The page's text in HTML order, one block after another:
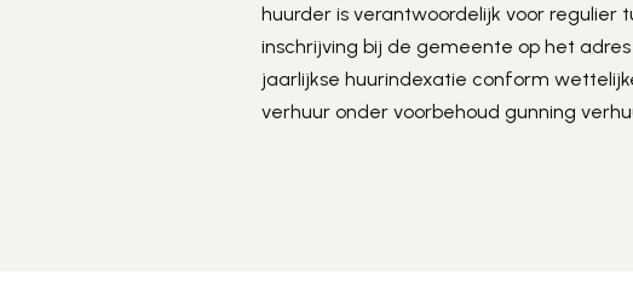
huurder is verantwoordelijk voor regulier
inschrijving bij de gemeente op het
jaarlijkse huurindexatie conform
verhuur onder voorbehoud gunning